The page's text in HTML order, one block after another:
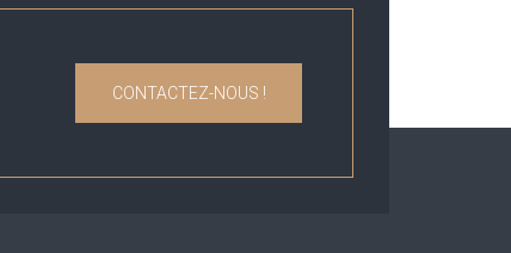
CONTACTEZ-NOUS !